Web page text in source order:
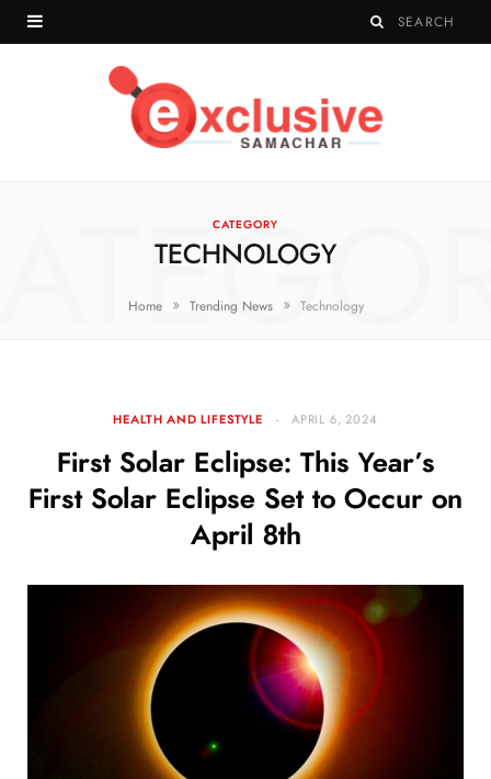
CATEGORY
TECHNOLOGY
Home » Trending News » Technology
HEALTH AND LIFESTYLE APRIL 6, 2024
First Solar Eclipse: This Year’s
First Solar Eclipse Set to Occur on
April 8th